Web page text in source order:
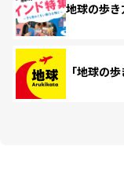
地球の歩
「地球の